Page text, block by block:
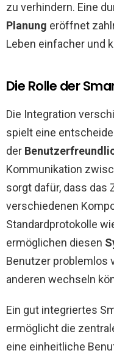
zu verhindern. Eine
Planung eröffnet
Leben einfacher und
Die Rolle der
Die Integration
spielt eine
der
Kommunikation
sorgt dafür, dass das
verschiedenen
Standardprotokolle
ermöglichen diesen
Benutzer problemlos
anderen wechseln
Ein gut integriertes
ermöglicht die
eine einheitliche